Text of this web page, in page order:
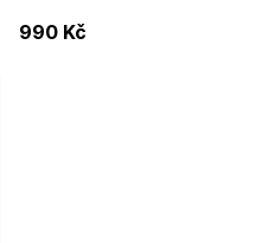
990 Kč